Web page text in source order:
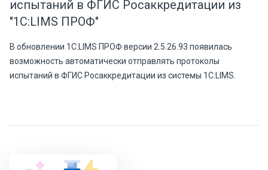
испытаний в ФГИС Росаккредитации из
"1С:LIMS ПРОФ"
В обновлении 1С:LIMS ПРОФ версии 2.5.26.93 появилась
возможность автоматически отправлять протоколы
испытаний в ФГИС Росаккредитации из системы 1С:LIMS.